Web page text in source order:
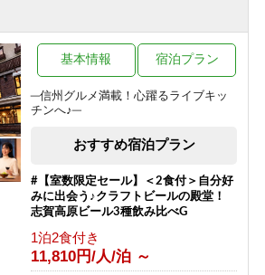
─信州グルメ満載！心躍るライブキッ
チンへ♪─
基本情報 宿泊プラン
おすすめ宿泊プラン
#【室数限定セール】＜2食付＞自分好
みに出会う♪クラフトビールの殿堂！
志賀高原ビール3種飲み比べG
1泊2食付き
11,810円/人/泊 ～